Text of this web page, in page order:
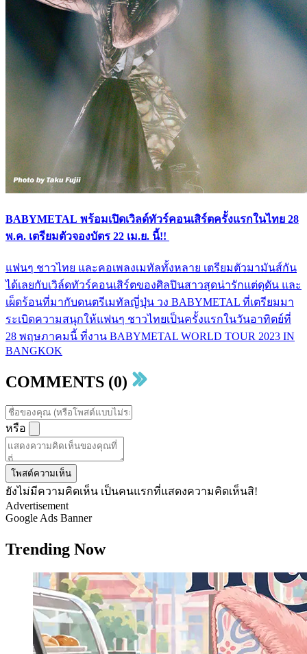
BABYMETAL พร้อมเปิดเวิลด์ทัวร์คอนเสิร์ตครั้งแรกในไทย 28
พ.ค. เตรียมตัวจองบัตร 22 เม.ย. นี้!!
แฟนๆ ชาวไทย และคอเพลงเมทัลทั้งหลาย เตรียมตัวมามันส์กัน
ได้เลยกับเวิล์ดทัวร์คอนเสิร์ตของศิลปินสาวสุดน่ารักแต่ดุดัน และ
เผ็ดร้อนที่มากับดนตรีเมทัลญี่ปุ่น วง BABYMETAL ที่เตรียมมา
ระเบิดความสนุกให้แฟนๆ ชาวไทยเป็นครั้งแรกในวันอาทิตย์ที่
28 พฤษภาคมนี้ ที่งาน BABYMETAL WORLD TOUR 2023 IN
BANGKOK
COMMENTS (0)
หรือ
โพสต์ความเห็น
ยังไม่มีความคิดเห็น เป็นคนแรกที่แสดงความคิดเห็นสิ!
Advertisement
Google Ads Banner
Trending Now